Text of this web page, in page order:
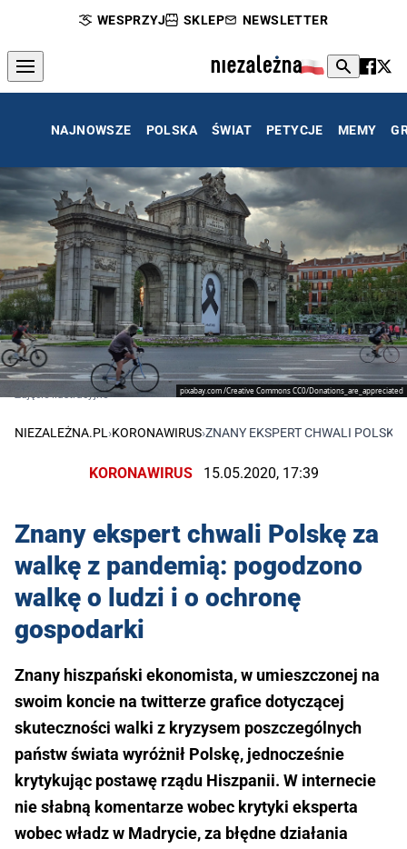
WESPRZYJ SKLEP NEWSLETTER
NAJNOWSZE POLSKA ŚWIAT PETYCJE MEMY
pixabay.com /Creative Commons CC0/Donations_are_appreciated
Zdjęcie ilustracyjne
NIEZALEŻNA.PL›KORONAWIRUS›ZNANY EKSPERT CHWALI
KORONAWIRUS 15.05.2020, 17:39
Znany ekspert chwali Polskę za
walkę z pandemią: pogodzono
walkę o ludzi i o ochronę
gospodarki
Znany hiszpański ekonomista, w umieszczonej na
swoim koncie na twitterze grafice dotyczącej
skuteczności walki z kryzysem poszczególnych
państw świata wyróżnił Polskę, jednocześnie
krytykując postawę rządu Hiszpanii. W internecie
nie słabną komentarze wobec krytyki eksperta
wobec władz w Madrycie, za błędne działania